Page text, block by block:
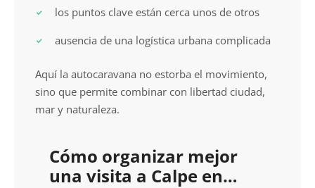
los puntos clave están cerca unos de otros
ausencia de una logística urbana complicada
Aquí la autocaravana no estorba el movimiento,
sino que permite combinar con libertad ciudad,
mar y naturaleza.
Cómo organizar mejor
una visita a Calpe en